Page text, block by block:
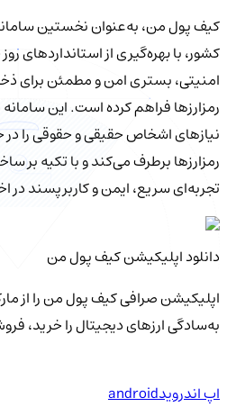
کیف‌ پول من، به‌عنوان نخستین
کشور، با بهره‌گیری از استانداردهای
امنیتی، بستری امن و مطمئن برای
رمزارزها فراهم کرده است. این سامانه
نیازهای اشخاص حقیقی و حقوقی را در
رمزارزها برطرف می‌کند و با تکیه بر
تجربه‌ای سریع، ایمن و کاربرپسند در
دانلود اپلیکیشن کیف‌ پول من
اپلیکیشن صرافی کیف پول من را از
به‌سادگی ارزهای دیجیتال را خرید،
اپ اندرویدandroid